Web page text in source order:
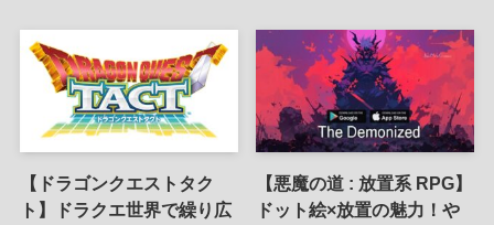
【ドラゴンクエストタク
ト】ドラクエ世界で繰り広
【悪魔の道 : 放置系 RPG】
ドット絵×放置の魅力！や